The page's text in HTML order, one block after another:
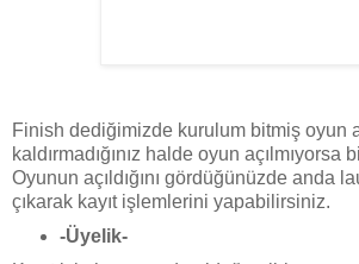
Finish dediğimizde kurulum bitmiş oyun
kaldırmadığınız halde oyun açılmıyorsa
Oyunun açıldığını gördüğünüzde anda
çıkarak kayıt işlemlerini yapabilirsiniz.
-Üyelik-